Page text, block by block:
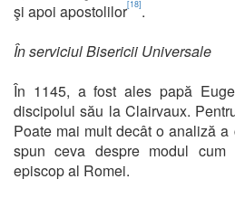
şi apoi apostolilor[18].
În serviciul Bisericii Universale
În 1145, a fost ales papă
discipolul său la Clairvaux.
Poate mai mult decât o analiză
spun ceva despre modul
episcop al Romei.